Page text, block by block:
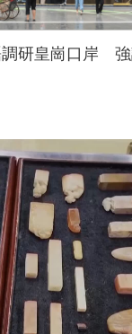
研皇崗口岸 強